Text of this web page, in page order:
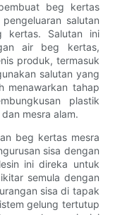
beg kertas
salutan
kertas. Salutan ini
air beg kertas,
produk, termasuk
salutan yang
menawarkan tahap
plastik
mesra alam.
beg kertas mesra
sisa dengan
ini direka untuk
semula dengan
sisa di tapak
gelung tertutup